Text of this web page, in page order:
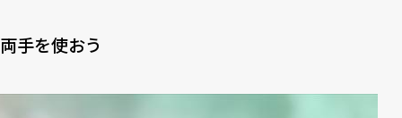
7
必ずひとつは簡単な日本語を覚えましょう
両手を使おう